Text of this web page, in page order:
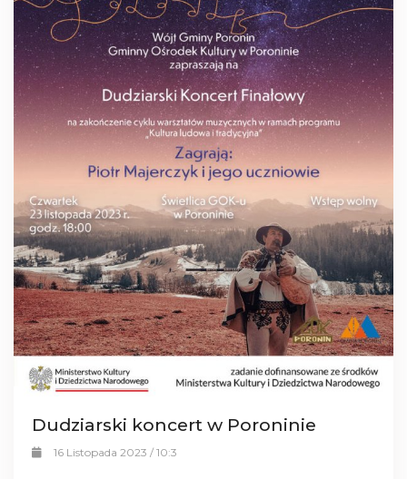
Dudziarski koncert w Poroninie
16 Listopada 2023 / 10:3